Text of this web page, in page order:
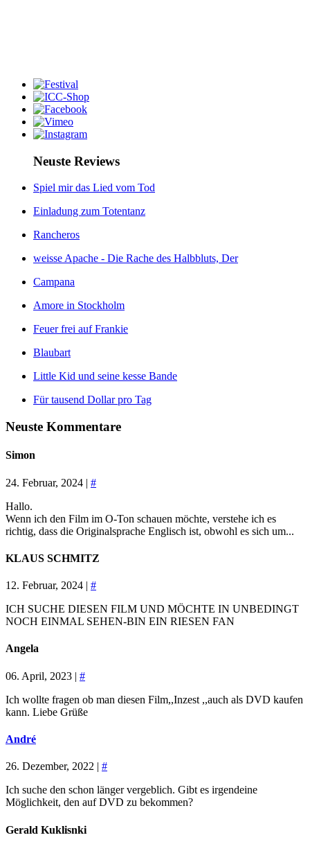
Neuste Reviews
Spiel mir das Lied vom Tod
Einladung zum Totentanz
Rancheros
weisse Apache - Die Rache des Halbbluts, Der
Campana
Amore in Stockholm
Feuer frei auf Frankie
Blaubart
Little Kid und seine kesse Bande
Für tausend Dollar pro Tag
Neuste Kommentare
Simon
24. Februar, 2024 | #
Hallo.
Wenn ich den Film im O-Ton schauen möchte, verstehe ich es
richtig, dass die Originalsprache Englisch ist, obwohl es sich um...
KLAUS SCHMITZ
12. Februar, 2024 | #
ICH SUCHE DIESEN FILM UND MÖCHTE IN UNBEDINGT
NOCH EINMAL SEHEN-BIN EIN RIESEN FAN
Angela
06. April, 2023 | #
Ich wollte fragen ob man diesen Film,,Inzest ,,auch als DVD kaufen
kann. Liebe Grüße
André
26. Dezember, 2022 | #
Ich suche den schon länger vergeblich. Gibt es irgendeine
Möglichkeit, den auf DVD zu bekommen?
Gerald Kuklisnki